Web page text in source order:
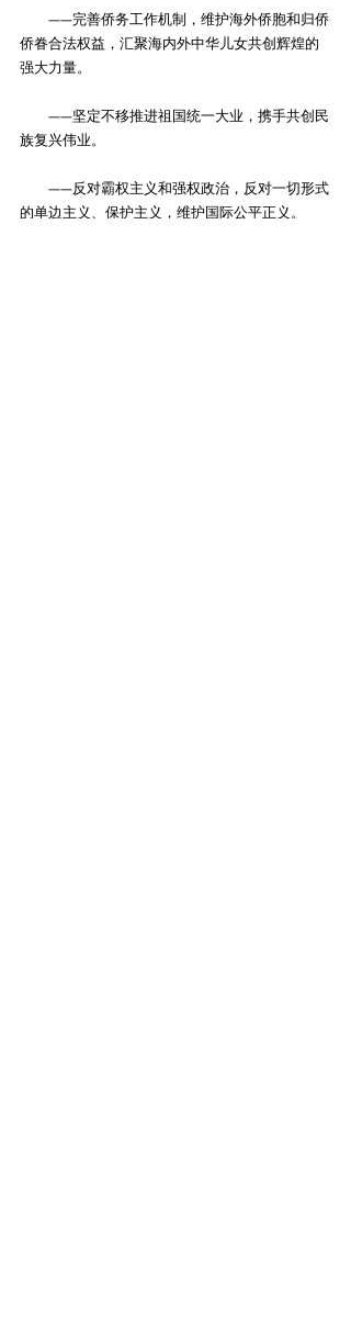
——完善侨务工作机制，维护海外侨胞和归侨
侨眷合法权益，汇聚海内外中华儿女共创辉煌的
强大力量。
——坚定不移推进祖国统一大业，携手共创民
族复兴伟业。
——反对霸权主义和强权政治，反对一切形式
的单边主义、保护主义，维护国际公平正义。